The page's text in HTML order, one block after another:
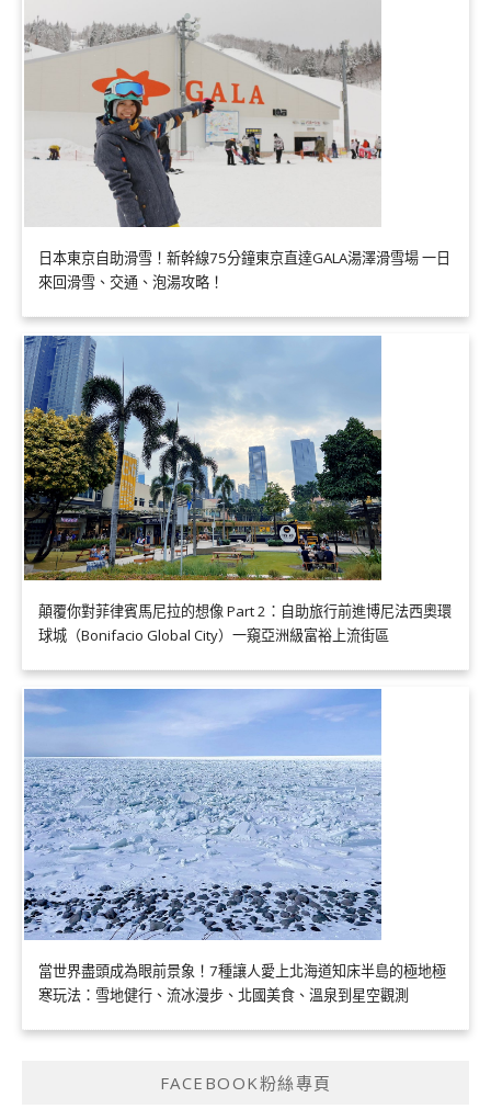
日本東京自助滑雪！新幹線75分鐘東京直達GALA湯澤滑雪場 一日
來回滑雪、交通、泡湯攻略！
顛覆你對菲律賓馬尼拉的想像 Part 2：自助旅行前進博尼法西奧環
球城（Bonifacio Global City）一窺亞洲級富裕上流街區
當世界盡頭成為眼前景象！7種讓人愛上北海道知床半島的極地極
寒玩法：雪地健行、流冰漫步、北國美食、溫泉到星空觀測
FACEBOOK粉絲專頁